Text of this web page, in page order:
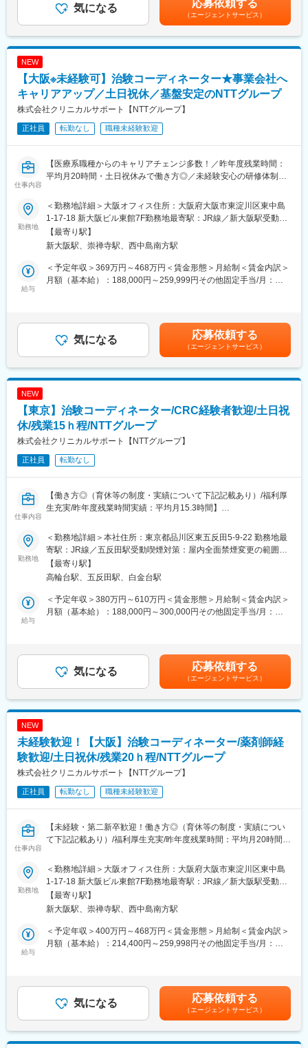
医薬品など大規模病院ならではのプロジェクトを深く経験できま
【キャリアパス】
ています。更に経験を積み管理職であるマネージャーに任命され
るとオフィス全体を管轄します。◆社員のキャリアプランに応じ
て、マネジメント側ではなく、CRCスペシャリスト（役職無し）
変更の範囲：会社の定める業務
実施している治験に関する情報を担当者へ提供し、治験進行の調
品など大規模病院ならではのプロジェクトを狭く深く経験できま
す。
■就業環境
大規模病院では、複数のプロジェクトを受託する為、必ず複数名
フイベントと両立して長く就業出来るように、完全チーム制や時
間単位の有給取得、スーパーフレックスタイム制度を導入し（原
育児休業は満3歳まで、育児短時間勤務は小学校3年年まで利用可
能です。
■キャリアパス
約4～5年後にチームをまとめるチーフやリーダーに任命される
と、チームのプロジェクトの進捗管理やメンバーのフォローをし
ています。更に管理職であるマネージャーに任命されるとオフィ
■研修制度
・導入研修(入社後2週間の座学研修)ビジネスマナー、PC操作、薬
学びます。各単元毎に専属社員が講義ををいます。
・継続研修：週に1回、最新の治験情報や振り返りを行い、スキル
アップを図っていきます。
月の報奨金あり（月3人程度）。■出張（外勤）手当有り（実費
+距離に応じて支給）■入社5年目チーフ、500万円（手当込・残業
代別）■入社7年目リーダー、550万円（手当込・残業代別）賃金
はあくまでも目安の金額であり、選考を通じて上下する可能性が
気になる 応募依頼する
（エージェントサービス）
NEW
【大阪※未経験可】治験コーディネーター★事業会社へ
キャリアアップ／土日祝休／基盤安定のNTTグループ
株式会社クリニカルサポート【NTTグループ】
正社員 転勤なし 職種未経験歓迎
仕事内容
【医療系職種からのキャリアチェンジ多数！／昨年度残業時間：
平均月20時間・土日祝休みで働き方◎／未経験安心の研修体制】
【はじめに】
大病院を中心とした医療機関内で、患者様や医師、各部門間のコ
ーディネート（調整）業務を行い、製薬会社と医療機関の架け橋
となり、臨床試験（治験）のスムーズな進行支援をお任せしま
す。
【業務詳細】
◆患者様に対して：
◆医師、院内のスタッフに対して：
治験実施の支援、治験スケジュール調整・データ入力の補助等
◆製薬会社担当者に対して：
◆大規模病院では、複数のプロジェクトを受託する為、必ず複数
名のチームで業務を進めます。
◆チームメンバー間でリアルタイムで最新情報を共有するため、
急な休暇や長期休暇にも対応可。
◆ライフイベントと両立して長く就業出来るように、完全チーム
【未経験安心の研修制度】
機法やGCPなどの関連法、CRC業務に必要な知識やスキルなどを
学びます。各単元毎に専属社員が講義をします。
◆OJT研修(社後半年間）：導入研修で学んだことを現場で体験
し、応用力を身につけます。
◆継続研修：週に1回、最新の治験情報や振り返りを行い、スキル
アップを図っていきます。
法、遺伝子治療など）が最も多く、再生医療や医療機器、バイオ
医薬品など大規模病院ならではのプロジェクトを深く経験できま
【キャリアパス】
ています。更に経験を積み管理職であるマネージャーに任命され
るとオフィス全体を管轄します。◆社員のキャリアプランに応じ
て、マネジメント側ではなく、CRCスペシャリスト（役職無し）
変更の範囲：会社の定める業務
勤務地
＜勤務地詳細＞大阪オフィス住所：大阪府大阪市東淀川区東中島
1-17-18 新大阪ビル東館7F勤務地最寄駅：JR線／新大阪駅受動喫
煙対策：屋内全面禁煙変更の範囲：会社の定める事業所
【最寄り駅】
新大阪駅、崇禅寺駅、西中島南方駅
給与
＜予定年収＞369万円～468万円＜賃金形態＞月給制＜賃金内訳＞
月額（基本給）：188,000円～259,999円その他固定手当/月：
有＜給与補足＞■月給制+賞与となります。賞与は年2回です。■優
秀成績者は別途5万円、3万円、1万円/月の報奨金あり■入社5年目
チーフ、500万円（手当込・残業代別）■入社7年目リーダー、550
万円（手当込・残業代別）■2025年度賞与実績 基本給7.28ヶ月
分賃金はあくまでも目安の金額であり、選考を通じて上下する可
気になる 応募依頼する
（エージェントサービス）
NEW
【東京】治験コーディネーター/CRC経験者歓迎/土日祝
休/残業15ｈ程/NTTグループ
株式会社クリニカルサポート【NTTグループ】
正社員 転勤なし
仕事内容
【働き方◎（育休等の制度・実績について下記記載あり）/福利厚
生充実/昨年度残業時間実績：平均月15.3時間】
【業務内容】
医療機関内で患者様や医師、各部門間のコーディネート（調整）
業務を行い、製薬会社と医療機関の架け橋となり臨床試験（治
験）のスムーズな進行を支援します。
・患者様に対して：
治験の説明補助や治験スケジュール説明、質問・相談対応、精神
的なケア
・医師、院内のスタッフに対して：
実施している治験に関する情報を担当者へ提供し、治験進行の調
す。
【就業環境】
大規模病院では、複数のプロジェクトを受託する為、必ず複数名
のチームで業務を進めます。チームメンバー間でリアルタイムで
間単位の有給取得、スーパーフレックスタイム制度を導入し（原
則OJT終了後に適用）、復帰実績はほぼ100％となっております。
能です。
【キャリアパス】
約4～5年後にチームをまとめるチーフやリーダーに任命される
と、チームのプロジェクトの進進管理やメンバーのフォローをし
ています。更に経験を積み管理職であるマネージャーに任命され
るとオフィス全体を管轄します。また社員のキャリアプランに応
・導入研修(入社後2週間の座学研修)ビジネスマナー、PC操作、薬
機法やGCPなどの関連法、CRC業務に必要な知識やスキルなどを
・OJT研修(社後半年間）：導入研修で学んだことを現場で体験
勤務地
＜勤務地詳細＞本社住所：東京都品川区東五反田5-9-22 勤務地最
寄駅：JR線／五反田駅受動喫煙対策：屋内全面禁煙変更の範囲：
会社の定める事業所
【最寄り駅】
高輪台駅、五反田駅、白金台駅
給与
＜予定年収＞380万円～610万円＜賃金形態＞月給制＜賃金内訳＞
月額（基本給）：188,000円～300,000円その他固定手当/月：
業手当＞有＜給与補足＞■月給制+賞与となります。賞与は年2回
です。■優秀成績者は別途5万円、3万円、1万円/月の報奨金あり
（月3人程度）。■出張（外勤）手当有り（実費+距離に応じて支
給）■入社5年目チーフ、500万円（手当込・残業代別）■入社7年
目リーダー、550万円（手当込・残業代別）賃金はあくまでも目
(月額)は固定手当を含めた表記です。
気になる 応募依頼する
（エージェントサービス）
NEW
未経験歓迎！【大阪】治験コーディネーター/薬剤師経
験歓迎/土日祝休/残業20ｈ程/NTTグループ
株式会社クリニカルサポート【NTTグループ】
正社員 転勤なし 職種未経験歓迎
仕事内容
【未経験・第二新卒歓迎！働き方◎（育休等の制度・実績につい
て下記記載あり）/福利厚生充実/昨年度残業時間：平均月20時間/
■業務内容
医療機関内で患者様や医師、各部門間のコーディネート（調整）
業務を行い、製薬会社と医療機関の架け橋となり臨床試験（治
験）のスムーズな進行を支援します。
・患者様に対して：
治験の説明補助や治験スケジュール説明、質問・相談対応、精神
的なケア
・製薬会社担当者に対して：
実施している治験に関する情報を担当者へ提供し、治験進行の調
勤務地
＜勤務地詳細＞大阪オフィス住所：大阪府大阪市東淀川区東中島
1-17-18 新大阪ビル東館7F勤務地最寄駅：JR線／新大阪駅受動喫
煙対策：屋内全面禁煙変更の範囲：会社の定める事業所
【最寄り駅】
新大阪駅、崇禅寺駅、西中島南方駅
給与
＜予定年収＞400万円～468万円＜賃金形態＞月給制＜賃金内訳＞
月額（基本給）：214,400円～259,998円その他固定手当/月：
業手当＞有＜給与補足＞■月給制+賞与となります。賞与は年2回
です。■優秀成績者は別途5万円、3万円、1万円/月の報奨金あり■
入社5年目チーフ、500万円（手当込・残業代別）■入社7年目リー
ダー、550万円（手当込・残業代別）■2025年度賞与実績 基本給
7.28ヶ月分賃金はあくまでも目安の金額であり、選考を通じて上
気になる 応募依頼する
（エージェントサービス）